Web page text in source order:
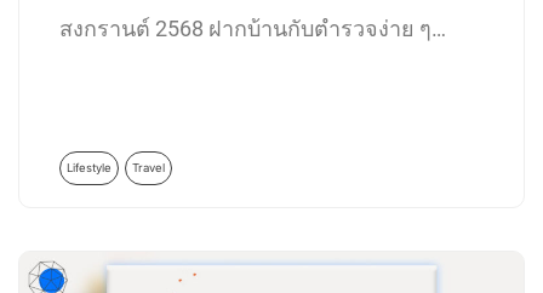
สงกรานต์ 2568 ฝากบ้านกับตำรวจง่าย ๆ…
Lifestyle Travel